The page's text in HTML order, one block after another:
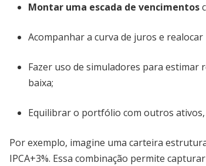
Montar uma escada de vencimentos
Acompanhar a curva de juros e
Fazer uso de simuladores para estimar
baixa;
Equilibrar o portfólio com outros
Por exemplo, imagine uma carteira
IPCA+3%. Essa combinação permite